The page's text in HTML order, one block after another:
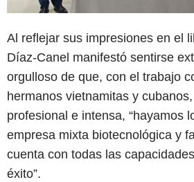
Al reflejar sus impresiones en el
Díaz-Canel manifestó sentirse
orgulloso de que, con el trabajo
hermanos vietnamitas y
profesional e intensa, “hayamos
empresa mixta biotecnológica y
cuenta con todas las
éxito”.